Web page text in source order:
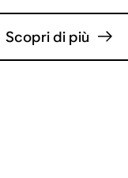
Scopri di più